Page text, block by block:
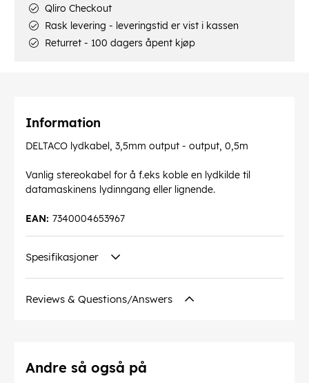
Qliro Checkout
Rask levering - leveringstid er vist i kassen
Returret - 100 dagers åpent kjøp
Information
DELTACO lydkabel, 3,5mm output - output, 0,5m
Vanlig stereokabel for å f.eks koble en lydkilde til
datamaskinens lydinngang eller lignende.
7340004653967
EAN:
Spesifikasjoner
Reviews & Questions/Answers
Andre så også på